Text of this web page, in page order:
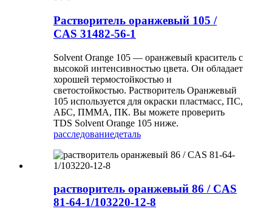
Растворитель оранжевый 105 /
CAS 31482-56-1
Solvent Orange 105 — оранжевый краситель с
высокой интенсивностью цвета. Он обладает
хорошей термостойкостью и
светостойкостью. Растворитель Оранжевый
105 используется для окраски пластмасс, ПС,
АБС, ПММА, ПК. Вы можете проверить
TDS Solvent Orange 105 ниже.
расследованиедеталь
растворитель оранжевый 86 / CAS
81-64-1/103220-12-8